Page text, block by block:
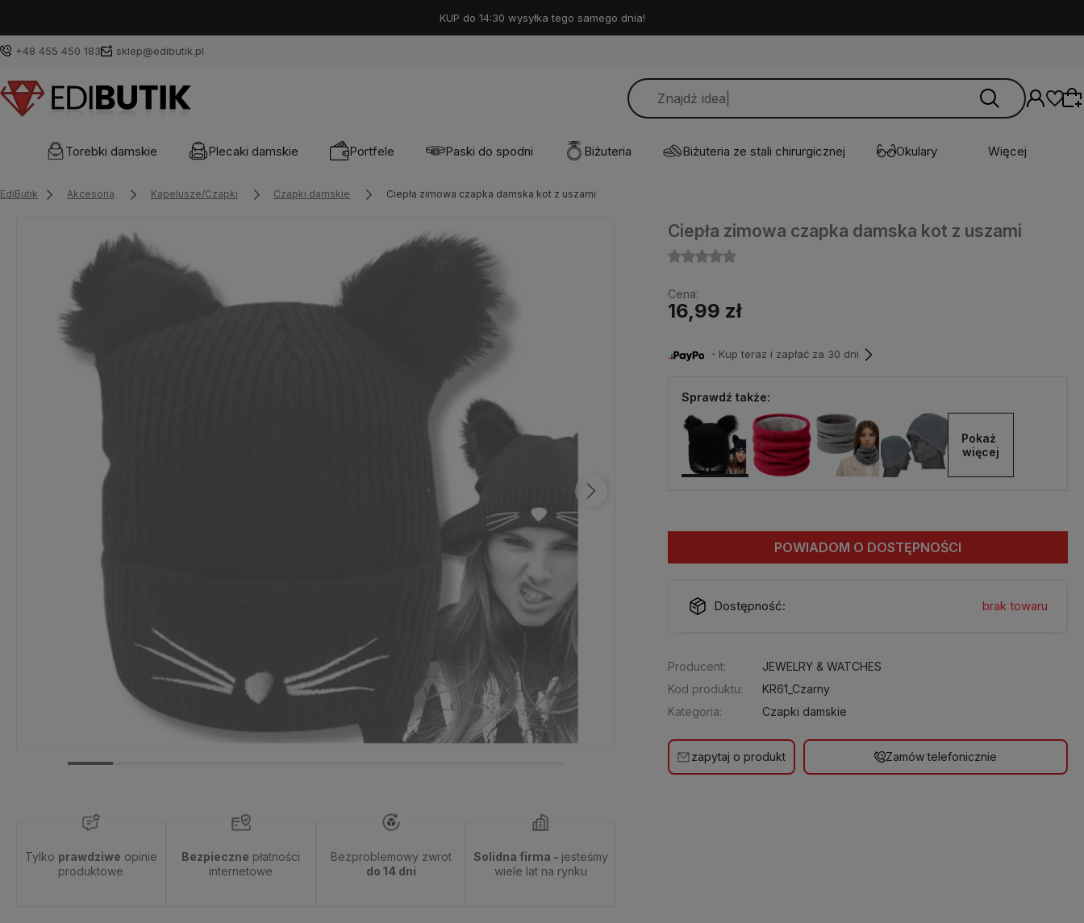
KUP do 14:30 wysyłka tego samego dnia!
+48 455 450 183 sklep@edibutik.pl
Wybierz coś dla siebie z naszej aktualnej
oferty lub zaloguj się, aby przywrócić dodane
Torebki damskie Plecaki damskie Portfele Paski do spodni Biżuteria Biżuteria ze stali chirurgicznej Okulary Więcej
EdiButik Akcesoria Kapelusze/Czapki Czapki damskie Ciepła zimowa czapka damska kot z uszami
Tylko prawdziwe opinie
produktowe
Bezpieczne płatności
internetowe
Bezproblemowy zwrot
do 14 dni
Solidna firma - jesteśmy
wiele lat na rynku
Ciepła zimowa czapka damska kot z uszami
Cena:
16,99 zł
・Kup teraz i zapłać za 30 dni
Sprawdź także:
Pokaż
więcej
POWIADOM O DOSTĘPNOŚCI
Dostępność: brak towaru
Producent:
JEWELRY & WATCHES
Kod produktu:
KR61_Czarny
Kategoria:
Czapki damskie
zapytaj o produkt Zamów telefonicznie